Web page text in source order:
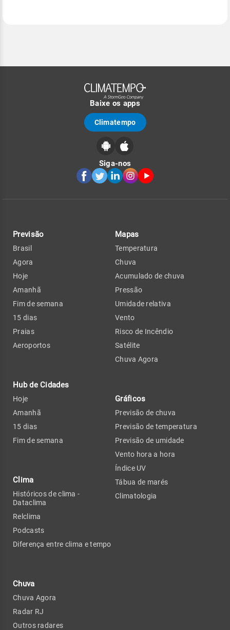
Baixe os apps
Climatempo
Siga-nos
Previsão
Brasil
Agora
Hoje
Amanhã
Fim de semana
15 dias
Praias
Aeroportos
Hub de Cidades
Hoje
Amanhã
15 dias
Fim de semana
Clima
Históricos de clima -
Dataclima
Relclima
Podcasts
Diferença entre clima e tempo
Chuva
Chuva Agora
Radar RJ
Outros radares
Mapas
Temperatura
Chuva
Acumulado de chuva
Pressão
Umidade relativa
Vento
Risco de Incêndio
Satélite
Chuva Agora
Gráficos
Previsão de chuva
Previsão de temperatura
Previsão de umidade
Vento hora a hora
Índice UV
Tábua de marés
Climatologia